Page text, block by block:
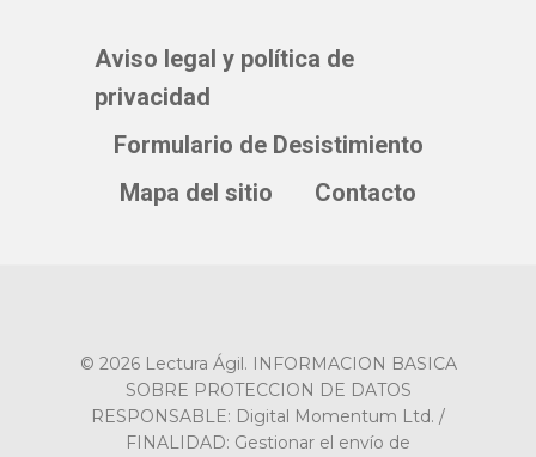
Aviso legal y política de
privacidad
Formulario de Desistimiento
Mapa del sitio
Contacto
© 2026 Lectura Ágil. INFORMACION BASICA
SOBRE PROTECCION DE DATOS
RESPONSABLE: Digital Momentum Ltd. /
FINALIDAD: Gestionar el envío de